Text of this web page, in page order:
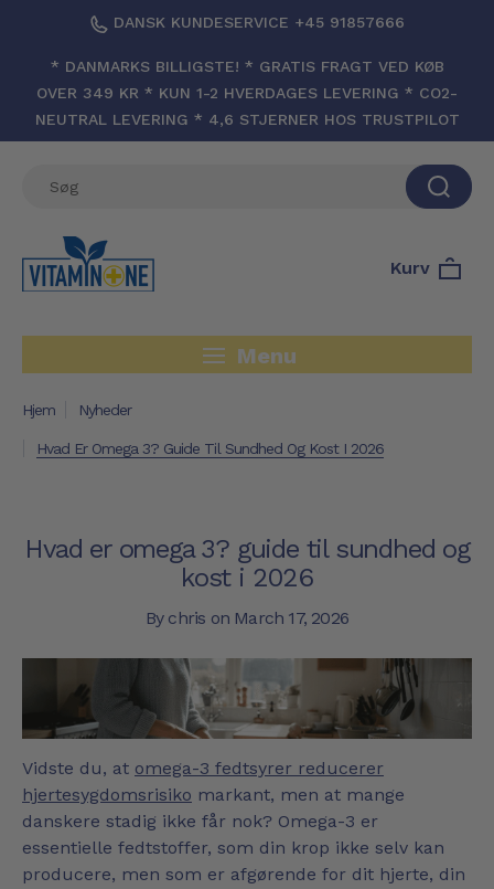
DANSK KUNDESERVICE +45 91857666
* DANMARKS BILLIGSTE! * GRATIS FRAGT VED KØB
OVER 349 KR * KUN 1-2 HVERDAGES LEVERING * CO2-
NEUTRAL LEVERING * 4,6 STJERNER HOS TRUSTPILOT
Kurv
Menu
Hjem Nyheder
Hvad Er Omega 3? Guide Til Sundhed Og Kost I 2026
Hvad er omega 3? guide til sundhed og
kost i 2026
By chris on March 17, 2026
Vidste du, at omega-3 fedtsyrer reducerer
hjertesygdomsrisiko markant, men at mange
danskere stadig ikke får nok? Omega-3 er
essentielle fedtstoffer, som din krop ikke selv kan
producere, men som er afgørende for dit hjerte, din